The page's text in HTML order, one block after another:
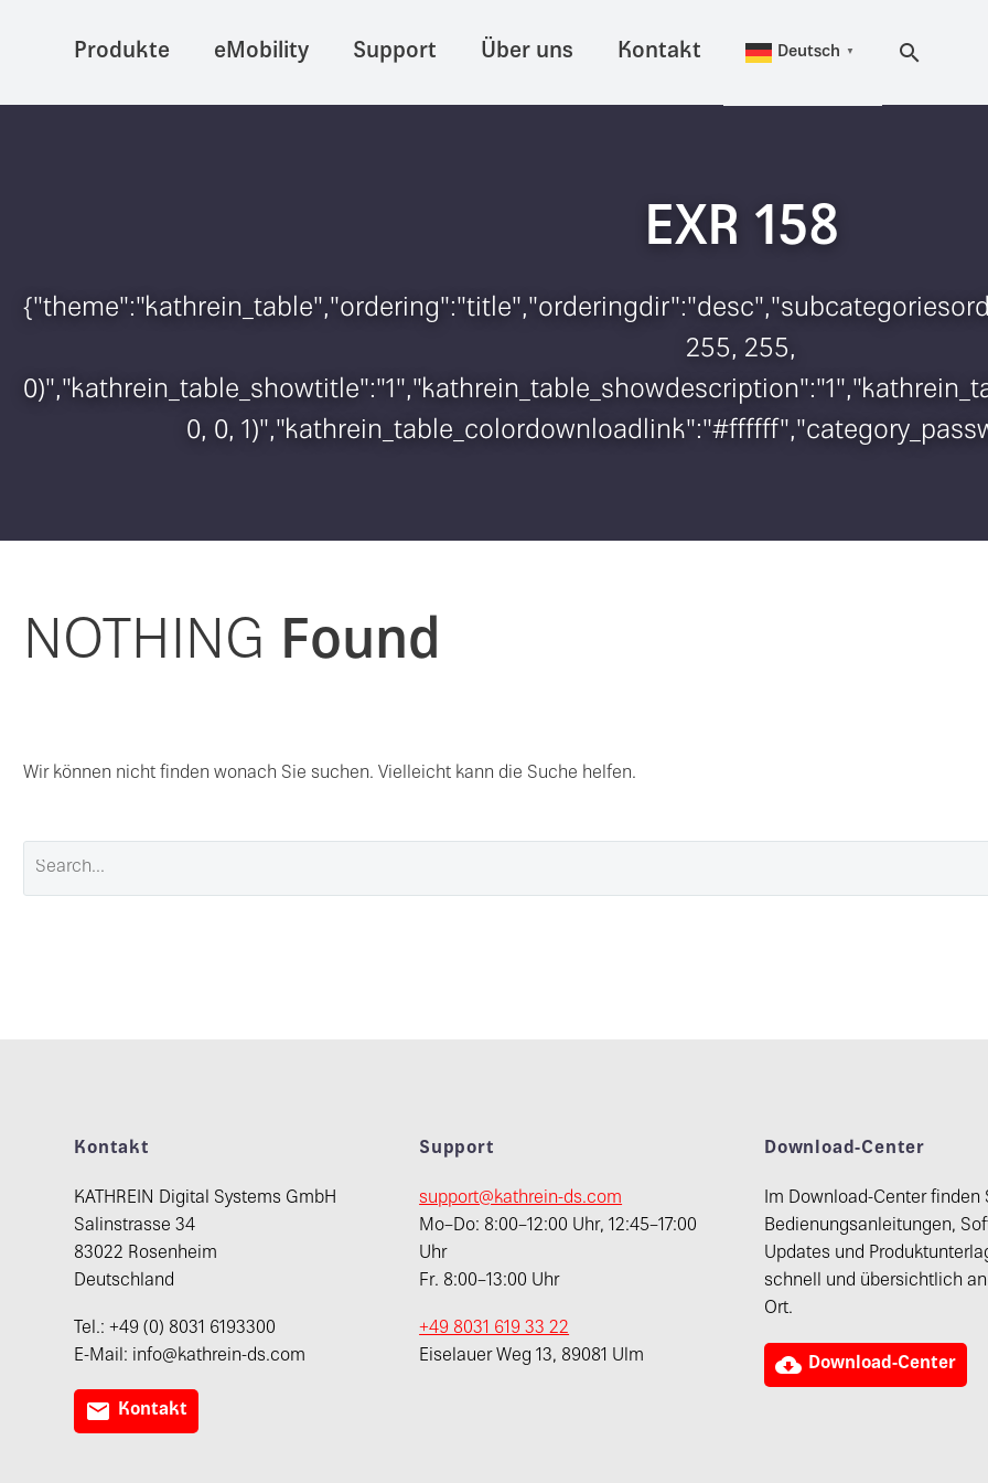
Produkte eMobility Support Über uns Kontakt Deutsch ▼
EXR 158
255, 255,
0, 0,
NOTHING Found
Wir können nicht finden wonach Sie suchen. Vielleicht kann die Suche helfen.
Kontakt
KATHREIN Digital Systems GmbH
Salinstrasse 34
83022 Rosenheim
Deutschland
Tel.: +49 (0) 8031 6193300
E-Mail: info@kathrein-ds.com
 Kontakt
Support
support@kathrein-ds.com
Mo–Do: 8:00–12:00 Uhr, 12:45–17:00
Uhr
Fr. 8:00–13:00 Uhr
+49 8031 619 33 22
Eiselauer Weg 13, 89081 Ulm
Download-Center
Im Download-Center finden
Bedienungsanleitungen,
Updates und
schnell und übersichtlich
Ort.
 Download-Center